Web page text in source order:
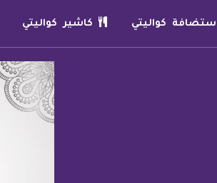
كواليتي كاشير كواليتي